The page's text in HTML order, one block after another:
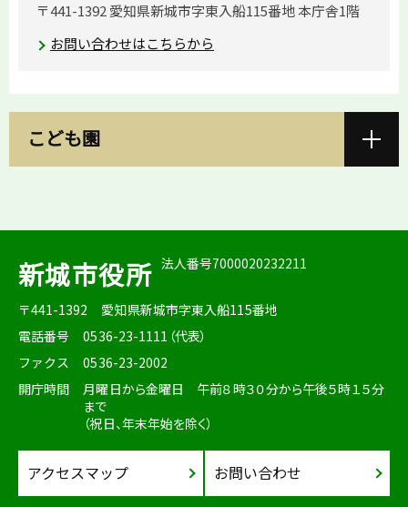
〒441-1392 愛知県新城市字東入船115番地 本庁舎1階
お問い合わせはこちらから
こども園
新城市役所 法人番号7000020232211
〒441-1392
愛知県新城市字東入船115番地
電話番号
0536-23-1111（代表）
ファクス
0536-23-2002
開庁時間
月曜日から金曜日 午前８時３０分から午後５時１５分
まで
（祝日、年末年始を除く）
アクセスマップ お問い合わせ